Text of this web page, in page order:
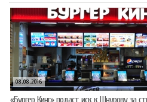
08.08.2016
«Бургер Кинг» подаст иск к Шнурову за